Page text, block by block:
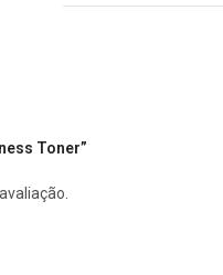
Toner”